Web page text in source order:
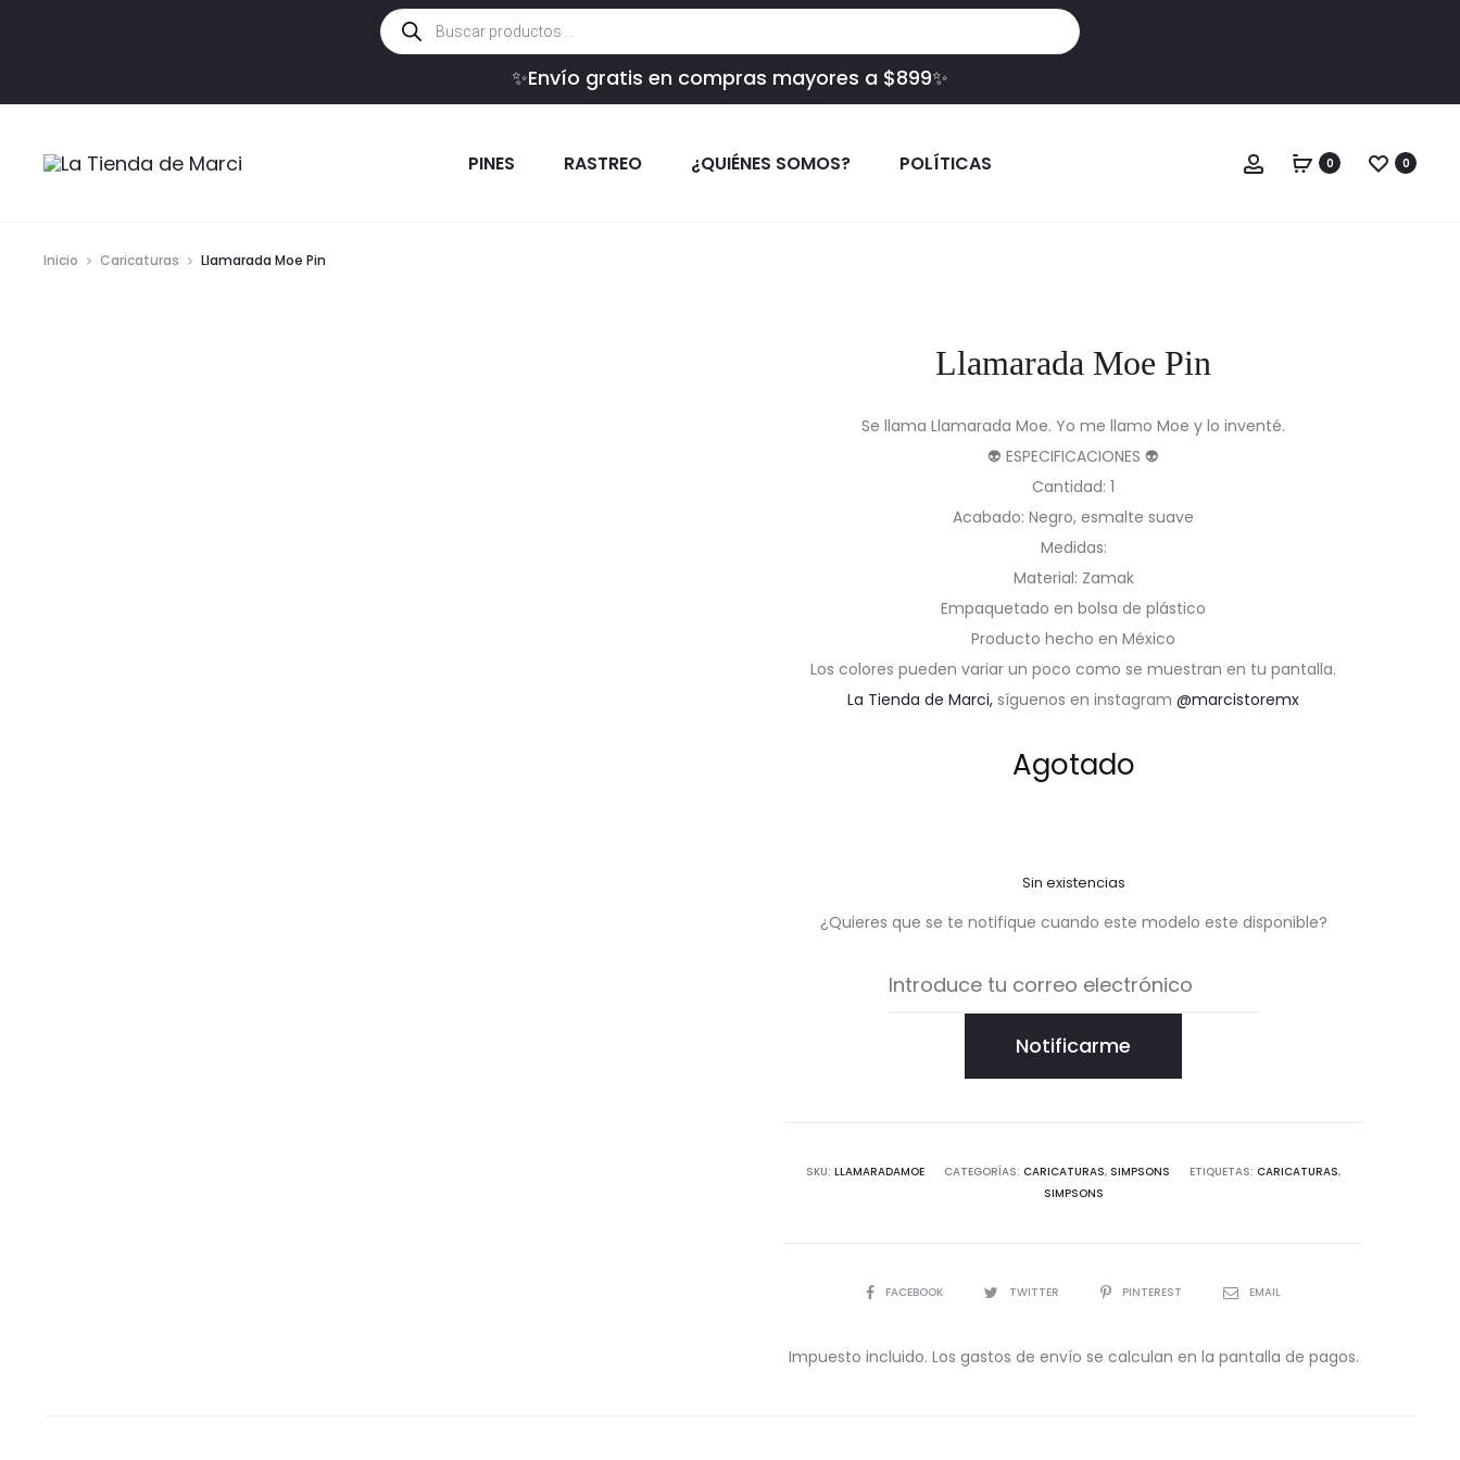
Búsqueda
de
productos
✨Envío gratis en compras mayores a $899✨
PINES RASTREO ¿QUIÉNES SOMOS? POLÍTICAS Cuenta
0 0
Inicio Caricaturas Llamarada Moe Pin
Llamarada Moe Pin
Se llama Llamarada Moe. Yo me llamo Moe y lo inventé.
👽 ESPECIFICACIONES 👽
Cantidad: 1
Acabado: Negro, esmalte suave
Medidas:
Material: Zamak
Empaquetado en bolsa de plástico
Producto hecho en México
Los colores pueden variar un poco como se muestran en tu pantalla.
La Tienda de Marci, síguenos en instagram @marcistoremx
Agotado
Sin existencias
¿Quieres que se te notifique cuando este modelo este disponible?
Notificarme
SKU: LLAMARADAMOE CATEGORÍAS: CARICATURAS, SIMPSONS ETIQUETAS: CARICATURAS,
SIMPSONS
COMPARTIR
FACEBOOK TWITTER PINTEREST EMAIL
Impuesto incluido. Los gastos de envío se calculan en la pantalla de pagos.